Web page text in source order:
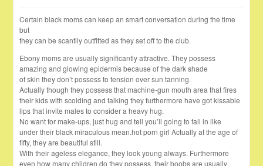
Certain black moms can keep an smart conversation during the time
but
they can be scantily outfitted as they set off to the club.
Ebony moms are usually significantly attractive. They possess
amazing and glowing epidermis because of the dark shade
of skin they don’t possess to tension over sun tanning.
Actually though they possess that machine-gun mouth area that fires
their kids with scolding and talking they furthermore have got kissable
lips that invite males to consider a heavy hug.
No want for make-ups, just hug and tell you’ll going to fall in like
under their black miraculous mean.hot porn girl Actually at the age of
fifty, they are beautiful still.
With their ageless elegance, they look young always. Furthermore
even how many children do they possess, their boobs are usually